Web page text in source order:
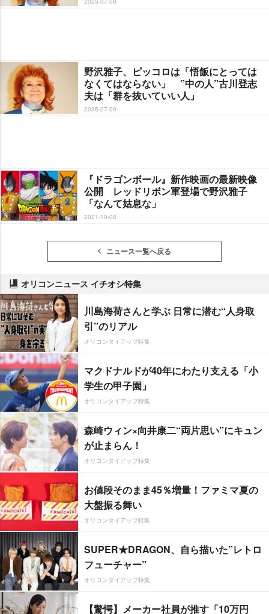
野沢雅子、ピッコロは「悟飯にとっては
なくてはならない」 ”中の人”古川登志
夫は「群を抜いていい人」
2025-07-09
『ドラゴンボール』新作映画の最新映像
公開 レッドリボン軍登場で野沢雅子
「なんて姑息な」
2021-10-08
ニュース一覧へ戻る
オリコンニュース イチオシ特集
川島海荷さんと学ぶ 日常に潜む“人身取
引”のリアル
オリコンタイアップ特集
マクドナルドが40年にわたり支える「小
学生の甲子園」
オリコンタイアップ特集
森崎ウィン×向井康二“両片思い”にキュン
が止まらん！
オリコンタイアップ特集
お値段そのまま45％増量！ファミマ夏の
大盤振る舞い
オリコンタイアップ特集
SUPER★DRAGON、自ら描いた”レトロ
フューチャー”
オリコンタイアップ特集
【驚愕】メーカー社員が推す「10万円